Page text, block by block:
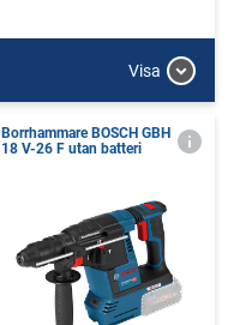
Visa
Borrhammare BOSCH GBH
18 V-26 F utan batteri